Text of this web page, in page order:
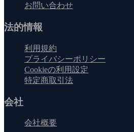
お問い合わせ
法的情報
利用規約
プライバシーポリシー
Cookieの利用設定
特定商取引法
会社
会社概要